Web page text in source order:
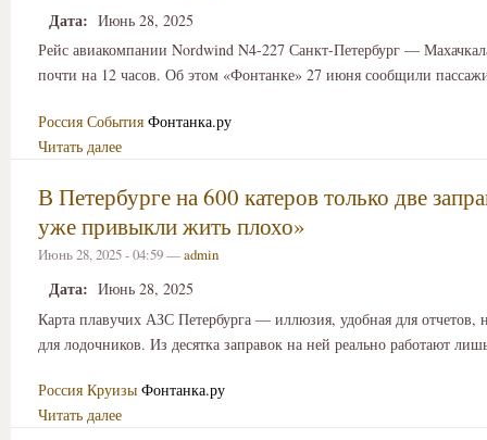
Дата: Июнь 28, 2025
Рейс авиакомпании Nordwind N4-227 Санкт-Петербург —
почти на 12 часов. Об этом «Фонтанке» 27 июня сообщили
Россия События Фонтанка.ру
Читать далее
В Петербурге на 600 катеров только две
уже привыкли жить плохо»
Июнь 28, 2025 - 04:59 —admin
Дата: Июнь 28, 2025
Карта плавучих АЗС Петербурга — иллюзия, удобная для отчетов,
для лодочников. Из десятка заправок на ней реально работают
Россия Круизы Фонтанка.ру
Читать далее